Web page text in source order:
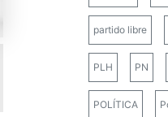
partido libre
PLH PN
POLÍTICA